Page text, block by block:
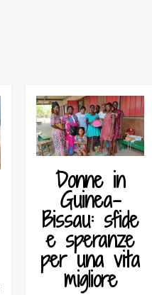
Donne in
Guinea-
Bissau: sfide
e speranze
per una vita
migliore